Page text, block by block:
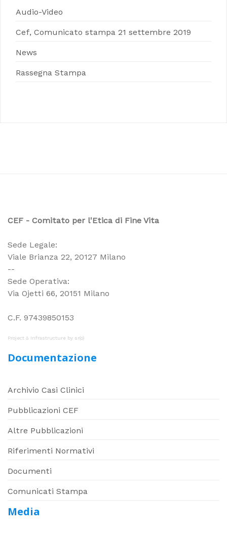
Audio-Video
Cef, Comunicato stampa 21 settembre 2019
News
Rassegna Stampa
CEF - Comitato per l'Etica di Fine Vita
Sede Legale:
Viale Brianza 22, 20127 Milano
--
Sede Operativa:
Via Ojetti 66, 20151 Milano
C.F. 97439850153
Project & Infrastructure by sr(o)
Documentazione
Archivio Casi Clinici
Pubblicazioni CEF
Altre Pubblicazioni
Riferimenti Normativi
Documenti
Comunicati Stampa
Media